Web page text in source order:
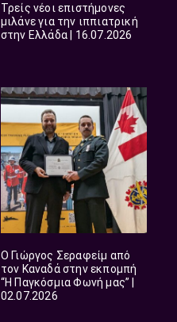
Τρείς νέοι επιστήμονες
μιλάνε για την ιππιατρική
στην Ελλάδα | 16.07.2026
Ο Γιώργος Σεραφείμ από
τον Καναδά στην εκπομπή
“Η Παγκόσμια Φωνή μας” |
02.07.2026